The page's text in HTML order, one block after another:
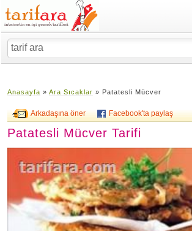
Anasayfa » Ara Sıcaklar » Patatesli Mücver
Arkadaşına öner Facebook'ta paylaş
Patatesli Mücver Tarifi